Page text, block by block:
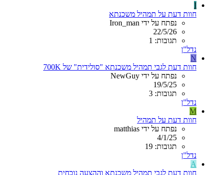
I
חוות דעת על תמהיל משכנתא
נפתח על ידי Iron_man
22/5/26
תגובות: 1
נדל"ן
N
חוות דעת לגבי תמהיל משכנתא "סולידית" של 700K
נפתח על ידי NewGuy
19/5/25
תגובות: 3
נדל"ן
M
חוות דעת על תמהיל
נפתח על ידי matthias
4/1/25
תגובות: 19
נדל"ן
A
חוות דעת לגבי תמהיל משכנתא וההצעה נוכחית